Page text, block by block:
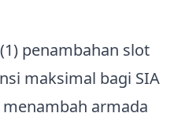
penambahan slot
maksimal bagi SIA
menambah armada